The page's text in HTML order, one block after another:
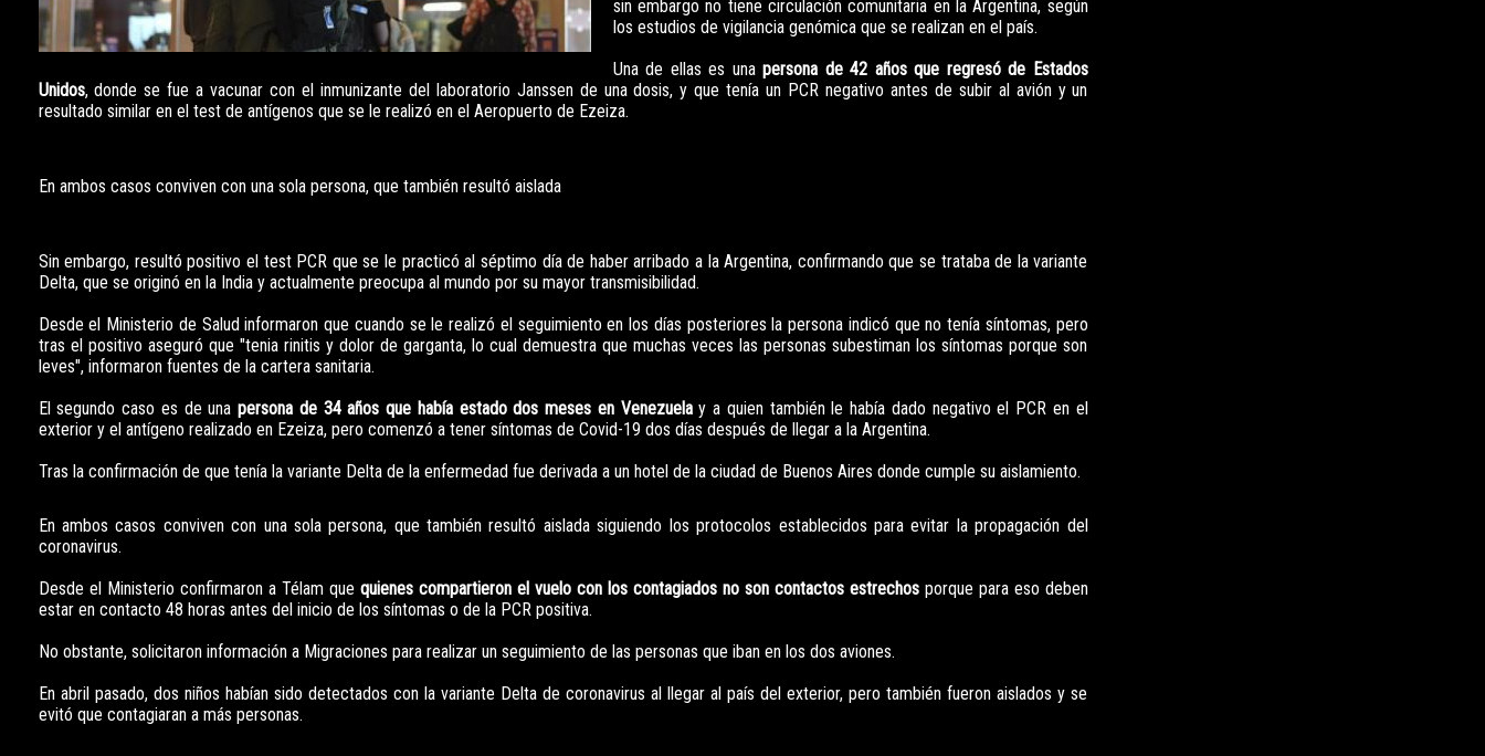
sin embargo no tiene circulación comunitaria en la Argentina, según
los estudios de vigilancia genómica que se realizan en el país.
Una de ellas es una persona de 42 años que regresó de Estados
Unidos, donde se fue a vacunar con el inmunizante del laboratorio Janssen de una dosis, y que tenía un PCR negativo antes de subir al avión y un
resultado similar en el test de antígenos que se le realizó en el Aeropuerto de Ezeiza.
En ambos casos conviven con una sola persona, que también resultó aislada
Sin embargo, resultó positivo el test PCR que se le practicó al séptimo día de haber arribado a la Argentina, confirmando que se trataba de la variante
Delta, que se originó en la India y actualmente preocupa al mundo por su mayor transmisibilidad.
Desde el Ministerio de Salud informaron que cuando se le realizó el seguimiento en los días posteriores la persona indicó que no tenía síntomas, pero
tras el positivo aseguró que "tenia rinitis y dolor de garganta, lo cual demuestra que muchas veces las personas subestiman los síntomas porque son
leves", informaron fuentes de la cartera sanitaria.
El segundo caso es de una persona de 34 años que había estado dos meses en Venezuelay a quien también le había dado negativo el PCR en el
exterior y el antígeno realizado en Ezeiza, pero comenzó a tener síntomas de Covid-19 dos días después de llegar a la Argentina.
Tras la confirmación de que tenía la variante Delta de la enfermedad fue derivada a un hotel de la ciudad de Buenos Aires donde cumple su aislamiento.
En ambos casos conviven con una sola persona, que también resultó aislada siguiendo los protocolos establecidos para evitar la propagación del
coronavirus.
Desde el Ministerio confirmaron a Télam que quienes compartieron el vuelo con los contagiados no son contactos estrechos porque para eso deben
estar en contacto 48 horas antes del inicio de los síntomas o de la PCR positiva.
No obstante, solicitaron información a Migraciones para realizar un seguimiento de las personas que iban en los dos aviones.
En abril pasado, dos niños habían sido detectados con la variante Delta de coronavirus al llegar al país del exterior, pero también fueron aislados y se
evitó que contagiaran a más personas.